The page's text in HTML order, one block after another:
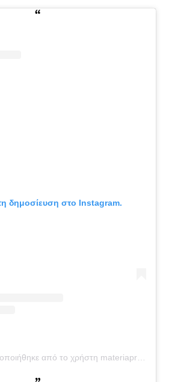
δημοσίευση στο Instagram.
Η δημοσίευση κοινοποιήθηκε από το χρήστη materiaprima_pagrati (@materiaprima_pagrati)